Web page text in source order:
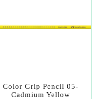
Color Grip Pencil 05-
Cadmium Yellow